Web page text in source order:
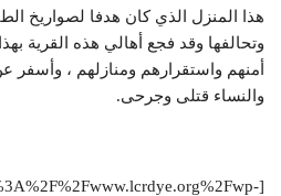
هذا المنزل الذي كان هدفا لصواريخ
وتحالفها وقد فجع أهالي هذه القرية
أمنهم واستقرارهم ومنازلهم ،
والنساء قتلى وجرحى.